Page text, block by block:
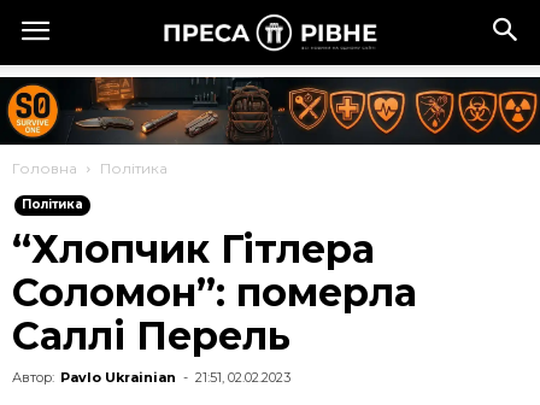
Головна Політика
Політика
“Хлопчик Гітлера
Соломон”: померла
Саллі Перель
Автор: Pavlo Ukrainian - 21:51, 02.02.2023